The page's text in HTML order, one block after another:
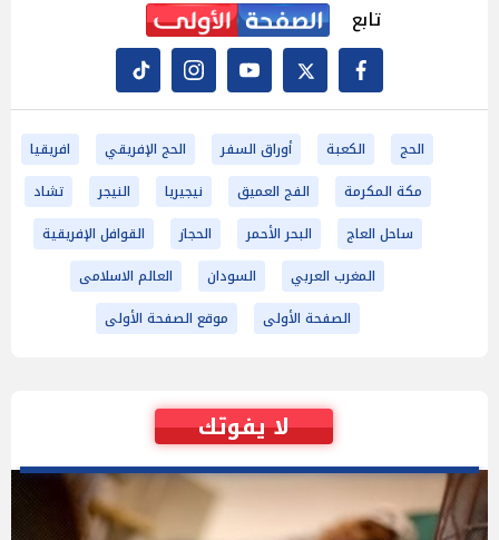
تابع
الحج الكعبة أوراق السفر الحج الإفريقي
افريقيا
مكة المكرمة
الفج العميق نيجيريا النيجر
تشاد
ساحل العاج
البحر الأحمر الحجاز
القوافل الإفريقية
المغرب العربي
السودان
العالم الاسلامى
الصفحة الأولى
موقع الصفحة الأولى
لا يفوتك